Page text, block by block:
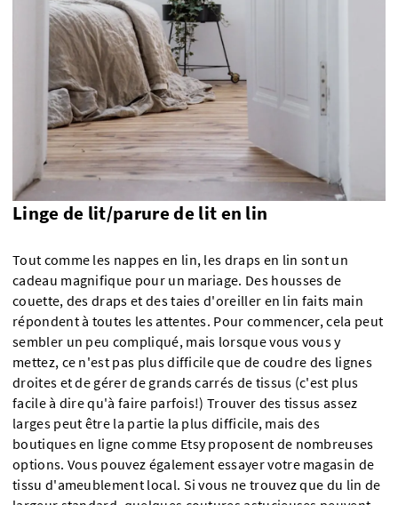
Linge de lit/parure de lit en lin
Tout comme les nappes en lin, les draps en lin sont un
cadeau magnifique pour un mariage. Des housses de
couette, des draps et des taies d'oreiller en lin faits main
répondent à toutes les attentes. Pour commencer, cela peut
sembler un peu compliqué, mais lorsque vous vous y
mettez, ce n'est pas plus difficile que de coudre des lignes
droites et de gérer de grands carrés de tissus (c'est plus
facile à dire qu'à faire parfois!) Trouver des tissus assez
larges peut être la partie la plus difficile, mais des
boutiques en ligne comme Etsy proposent de nombreuses
options. Vous pouvez également essayer votre magasin de
tissu d'ameublement local. Si vous ne trouvez que du lin de